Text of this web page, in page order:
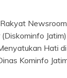
Hati
Kominfo